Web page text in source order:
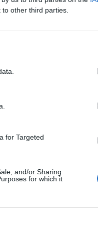
other third parties.
for Targeted
and/or Sharing
for which it